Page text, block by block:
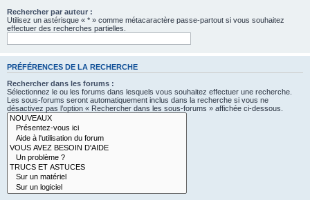
Rechercher par auteur :
Utilisez un astérisque « * » comme métacaractère passe-partout si vous souhaitez
effectuer des recherches partielles.
PRÉFÉRENCES DE LA RECHERCHE
Rechercher dans les forums :
Sélectionnez le ou les forums dans lesquels vous souhaitez effectuer une recherche.
Les sous-forums seront automatiquement inclus dans la recherche si vous ne
désactivez pas l’option « Rechercher dans les sous-forums » affichée ci-dessous.